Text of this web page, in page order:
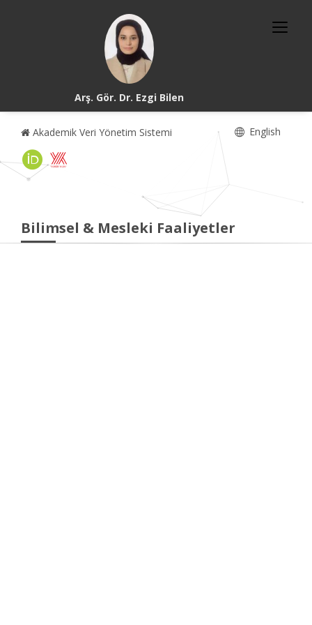
Arş. Gör. Dr. Ezgi Bilen
Akademik Veri Yönetim Sistemi English
Bilimsel & Mesleki Faaliyetler